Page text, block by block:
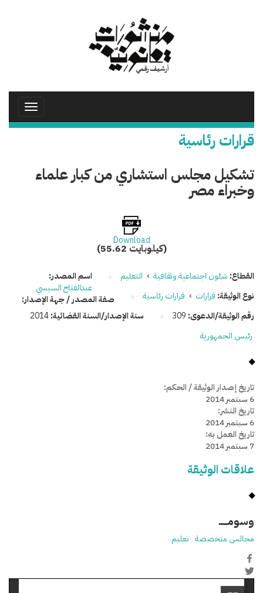
Toggle
قرارات رئاسية
تشكيل مجلس استشاري من كبار علماء
وخبراء مصر
Download
(55.62 كيلوبايت)
القطاع: شئون اجتماعية وثقافية › التعليم
نوع الوثيقة: قرارات › قرارات رئاسية
رقم الوثيقة/الدعوى: 309 سنة الإصدار/السنة القضائية:2014
اسم المصدر:
عبدالفتاح السيسي
صفة المصدر / جهة الإصدار:
رئيس الجمهورية
تاريخ إصدار الوثيقة / الحكم:
6 سبتمبر 2014
تاريخ النشر:
6 سبتمبر 2014
تاريخ العمل به:
7 سبتمبر 2014
علاقات الوثيقة
وسومـــــ
مجالس متخصصة تعليم